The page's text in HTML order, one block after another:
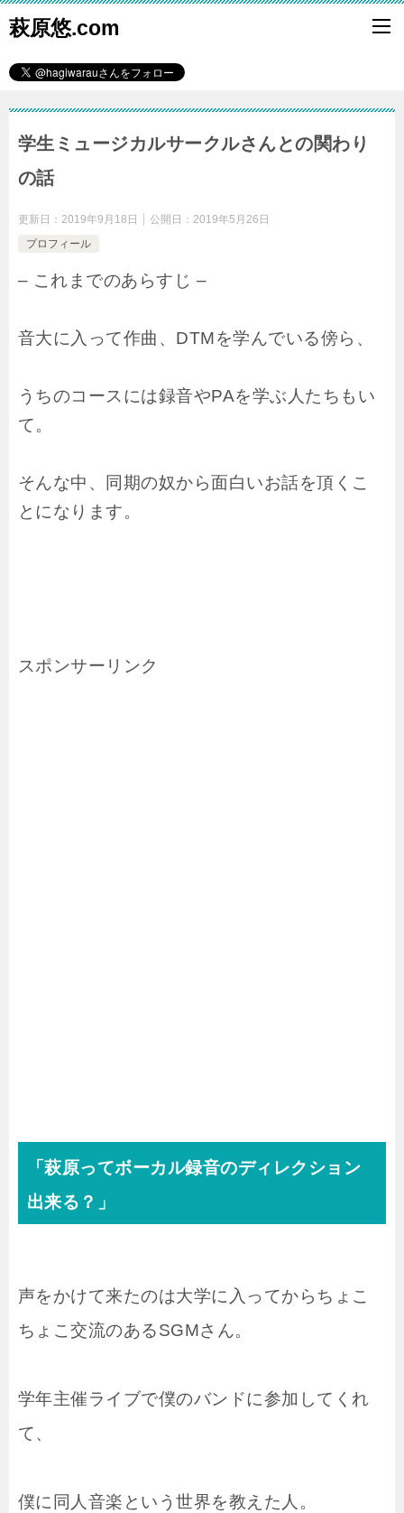
萩原悠.com
学生ミュージカルサークルさんとの関わり
の話
更新日： 2019年9月18日 公開日： 2019年5月26日
プロフィール
– これまでのあらすじ –
音大に入って作曲、DTMを学んでいる傍ら、
うちのコースには録音やPAを学ぶ人たちもい
て。
そんな中、同期の奴から面白いお話を頂くこ
とになります。
スポンサーリンク
「萩原ってボーカル録音のディレクション
出来る？」
声をかけて来たのは大学に入ってからちょこ
ちょこ交流のあるSGMさん。
学年主催ライブで僕のバンドに参加してくれ
て、
僕に同人音楽という世界を教えた人。